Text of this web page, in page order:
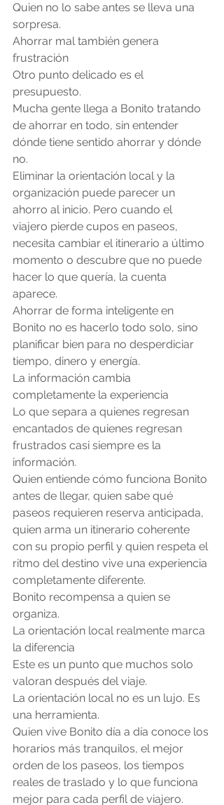
Quien no lo sabe antes se lleva una
sorpresa.
Ahorrar mal también genera
frustración
Otro punto delicado es el
presupuesto.
Mucha gente llega a Bonito tratando
de ahorrar en todo, sin entender
dónde tiene sentido ahorrar y dónde
no.
Eliminar la orientación local y la
organización puede parecer un
ahorro al inicio. Pero cuando el
viajero pierde cupos en paseos,
necesita cambiar el itinerario a último
momento o descubre que no puede
hacer lo que quería, la cuenta
aparece.
Ahorrar de forma inteligente en
Bonito no es hacerlo todo solo, sino
planificar bien para no desperdiciar
tiempo, dinero y energía.
La información cambia
completamente la experiencia
Lo que separa a quienes regresan
encantados de quienes regresan
frustrados casi siempre es la
información.
Quien entiende cómo funciona Bonito
antes de llegar, quien sabe qué
paseos requieren reserva anticipada,
quien arma un itinerario coherente
con su propio perfil y quien respeta el
ritmo del destino vive una experiencia
completamente diferente.
Bonito recompensa a quien se
organiza.
La orientación local realmente marca
la diferencia
Este es un punto que muchos solo
valoran después del viaje.
La orientación local no es un lujo. Es
una herramienta.
Quien vive Bonito día a día conoce los
horarios más tranquilos, el mejor
orden de los paseos, los tiempos
reales de traslado y lo que funciona
mejor para cada perfil de viajero.